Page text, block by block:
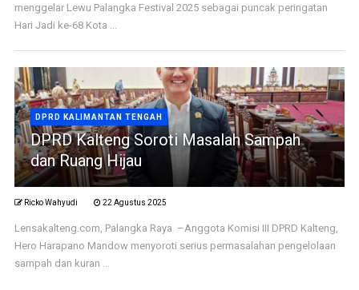
menggelar Lewu Palangka Festival 2025 sebagai puncak peringatan
Hari Jadi ke-68 Kota ...
DPRD KALIMANTAN TENGAH
DPRD Kalteng Soroti Masalah Sampah
dan Ruang Hijau
Ricko Wahyudi 22 Agustus 2025
Lensakalteng.com, Palangka Raya –Anggota Komisi III DPRD Kalteng,
Hero Harapano Mandow menyoroti serius permasalahan pengelolaan
sampah dan kuran ...